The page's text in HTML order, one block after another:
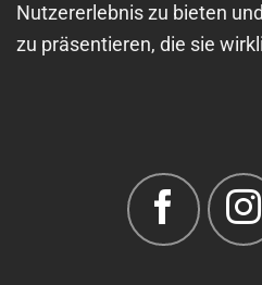
Nutzererlebnis zu bieten
zu präsentieren, die sie